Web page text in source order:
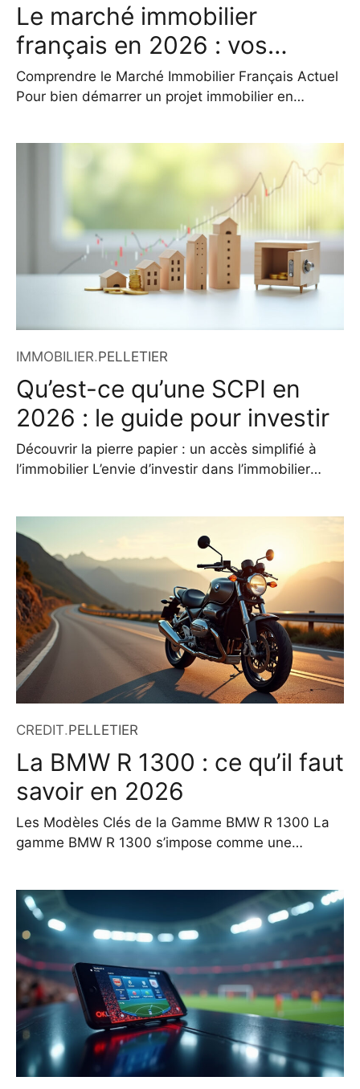
Le marché immobilier
français en 2026 : vos
projets réussis
Comprendre le Marché Immobilier Français Actuel
Pour bien démarrer un projet immobilier en
affiche une diversité régionale marquée : les
grandes métropoles comme Paris ou Lyon
maintiennent des prix élevés, tandis que certaines
zones rurales ou périurbaines offrent des
opportunités de valorisation
IMMOBILIER.PELLETIER
Qu’est-ce qu’une SCPI en
2026 : le guide pour investir
Découvrir la pierre papier : un accès simplifié à
l’immobilier L’envie d’investir dans l’immobilier
d’un bien locatif exige un capital conséquent, une
gestion quotidienne prenante et une exposition
concentrée aux aléas du marché. Heureusement,
une alternative existe : la
CREDIT.PELLETIER
La BMW R 1300 : ce qu’il faut
savoir en 2026
Les Modèles Clés de la Gamme BMW R 1300 La
gamme BMW R 1300 s’impose comme une
évolution marquante du légendaire moteur Boxer,
alliant puissance, technologie et polyvalence. En
2026, les modèles de cette gamme continuent de
séduire les passionnés de